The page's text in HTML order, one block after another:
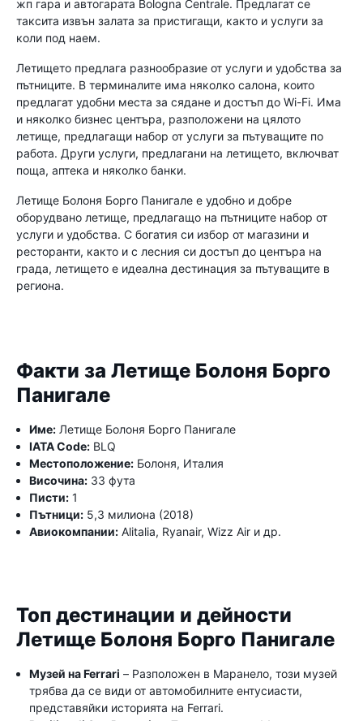
жп гара и автогарата Bologna Centrale. Предлагат се
таксита извън залата за пристигащи, както и услуги за
коли под наем.
Летището предлага разнообразие от услуги и удобства за
пътниците. В терминалите има няколко салона, които
предлагат удобни места за сядане и достъп до Wi-Fi. Има
и няколко бизнес центъра, разположени на цялото
летище, предлагащи набор от услуги за пътуващите по
работа. Други услуги, предлагани на летището, включват
поща, аптека и няколко банки.
Летище Болоня Борго Панигале е удобно и добре
оборудвано летище, предлагащо на пътниците набор от
услуги и удобства. С богатия си избор от магазини и
ресторанти, както и с лесния си достъп до центъра на
града, летището е идеална дестинация за пътуващите в
региона.
Факти за Летище Болоня Борго
Панигале
Име: Летище Болоня Борго Панигале
IATA Code: BLQ
Местоположение: Болоня, Италия
Височина: 33 фута
Писти: 1
Пътници: 5,3 милиона (2018)
Авиокомпании: Alitalia, Ryanair, Wizz Air и др.
Топ дестинации и дейности
Летище Болоня Борго Панигале
Музей на Ferrari – Разположен в Маранело, този музей
трябва да се види от автомобилните ентусиасти,
представяйки историята на Ferrari.